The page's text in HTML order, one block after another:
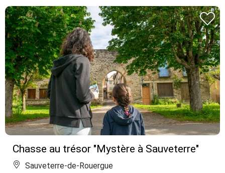
Chasse au trésor "Mystère à Sauveterre"
Sauveterre-de-Rouergue